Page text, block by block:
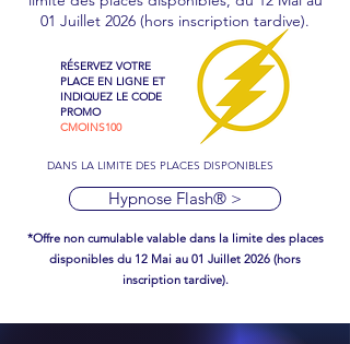
01 Juillet 2026 (hors inscription tardive).
RÉSERVEZ VOTRE
PLACE EN LIGNE ET
INDIQUEZ LE CODE
PROMO
CMOINS100
DANS LA LIMITE DES PLACES DISPONIBLES
Hypnose Flash® >
*Offre non cumulable valable dans la limite des places
disponibles du 12 Mai au 01 Juillet 2026 (hors
inscription tardive).